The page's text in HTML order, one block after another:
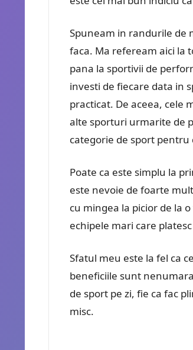
Spuneam in randurile de
faca. Ma refeream aici la
pana la sportivii de
investi de fiecare data in
practicat. De aceea, cele
alte sporturi urmarite de
categorie de sport
Poate ca este simplu la
este nevoie de foarte
cu mingea la picior de la
echipele mari care
Sfatul meu este la fel ca
beneficiile sunt
de sport pe zi, fie ca fac
misc.